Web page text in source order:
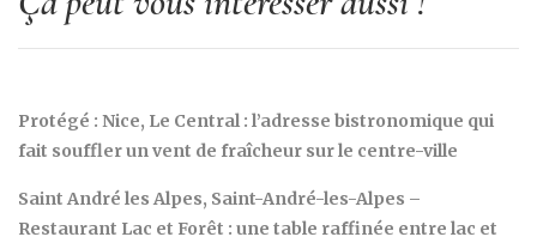
Protégé : Nice, Le Central : l’adresse bistronomique qui
fait souffler un vent de fraîcheur sur le centre-ville
Saint André les Alpes, Saint-André-les-Alpes –
Restaurant Lac et Forêt : une table raffinée entre lac et